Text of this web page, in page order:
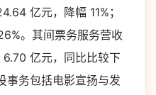
亿元，降幅 11%；
。其间票务服务营收
亿元，同比比较下
事务包括电影宣扬与发